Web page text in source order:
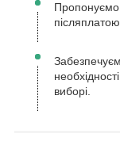
Пропонуємо
виборі.